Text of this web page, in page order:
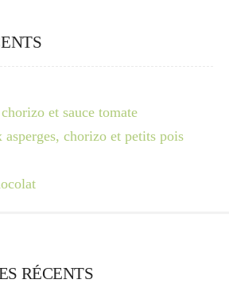
et sauce tomate
chorizo et petits pois
RÉCENTS